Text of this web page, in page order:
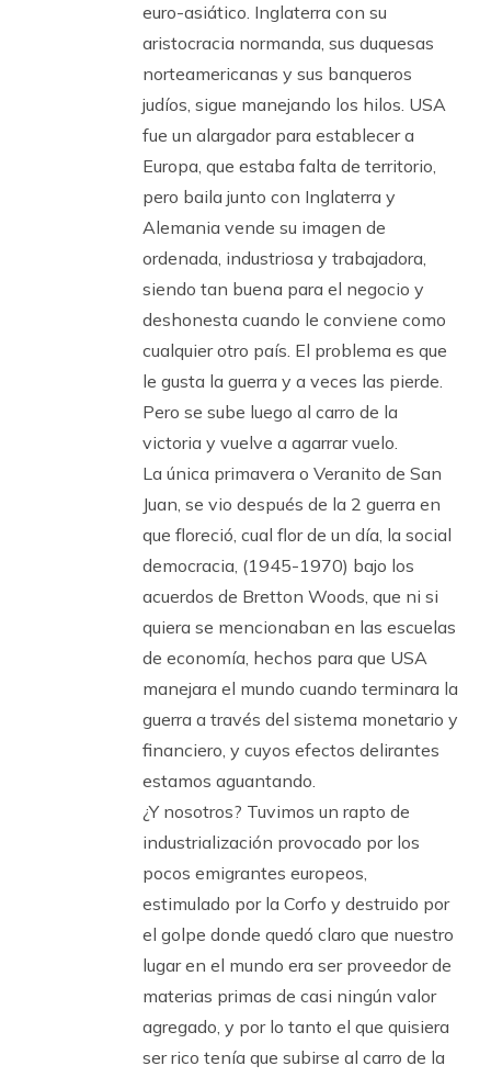
euro-asiático. Inglaterra con su
aristocracia normanda, sus duquesas
norteamericanas y sus banqueros
judíos, sigue manejando los hilos. USA
fue un alargador para establecer a
Europa, que estaba falta de territorio,
pero baila junto con Inglaterra y
Alemania vende su imagen de
ordenada, industriosa y trabajadora,
siendo tan buena para el negocio y
deshonesta cuando le conviene como
cualquier otro país. El problema es que
le gusta la guerra y a veces las pierde.
Pero se sube luego al carro de la
victoria y vuelve a agarrar vuelo.
La única primavera o Veranito de San
Juan, se vio después de la 2 guerra en
que floreció, cual flor de un día, la social
democracia, (1945-1970) bajo los
acuerdos de Bretton Woods, que ni si
quiera se mencionaban en las escuelas
de economía, hechos para que USA
manejara el mundo cuando terminara la
guerra a través del sistema monetario y
financiero, y cuyos efectos delirantes
estamos aguantando.
¿Y nosotros? Tuvimos un rapto de
industrialización provocado por los
pocos emigrantes europeos,
estimulado por la Corfo y destruido por
el golpe donde quedó claro que nuestro
lugar en el mundo era ser proveedor de
materias primas de casi ningún valor
agregado, y por lo tanto el que quisiera
ser rico tenía que subirse al carro de la